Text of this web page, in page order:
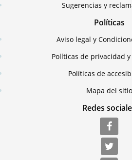
Sugerencias y
Políticas
Aviso legal y
Políticas de privacidad y
Políticas de
Mapa del sitio
Redes